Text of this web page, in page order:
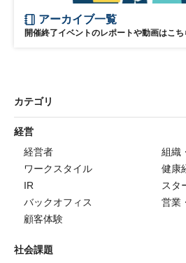
アーカイブ一覧
開催終了イベントのレポートや動画はこち
カテゴリ
経営
経営者
組織
ワークスタイル
健康
IR
スタ
バックオフィス
営業
顧客体験
社会課題